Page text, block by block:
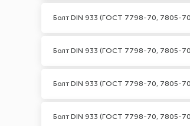
Болт DIN 933 (ГОСТ 7798-70, 7805-
Болт DIN 933 (ГОСТ 7798-70, 7805-
Болт DIN 933 (ГОСТ 7798-70, 7805-
Болт DIN 933 (ГОСТ 7798-70, 7805-